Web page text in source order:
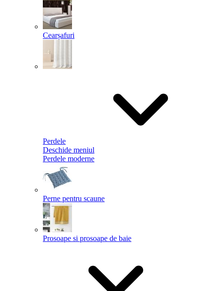
Cearșafuri
Perdele
Deschide meniul
Perdele moderne
Perne pentru scaune
Prosoape si prosoape de baie